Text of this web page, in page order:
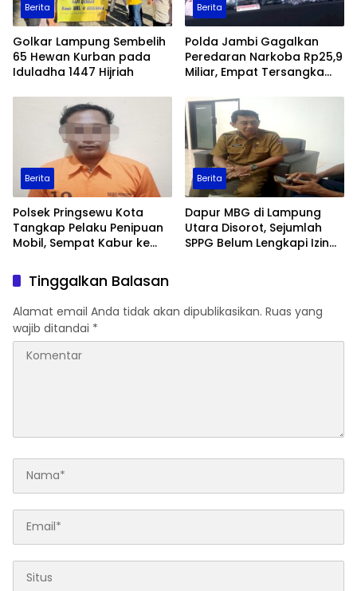
Berita
Golkar Lampung Sembelih
65 Hewan Kurban pada
Iduladha 1447 Hijriah
Berita
Polda Jambi Gagalkan
Peredaran Narkoba Rp25,9
Miliar, Empat Tersangka
Berita
Polsek Pringsewu Kota
Tangkap Pelaku Penipuan
Mobil, Sempat Kabur ke
Berita
Dapur MBG di Lampung
Utara Disorot, Sejumlah
SPPG Belum Lengkapi Izin
Tinggalkan Balasan
Alamat email Anda tidak akan dipublikasikan. Ruas yang
wajib ditandai *